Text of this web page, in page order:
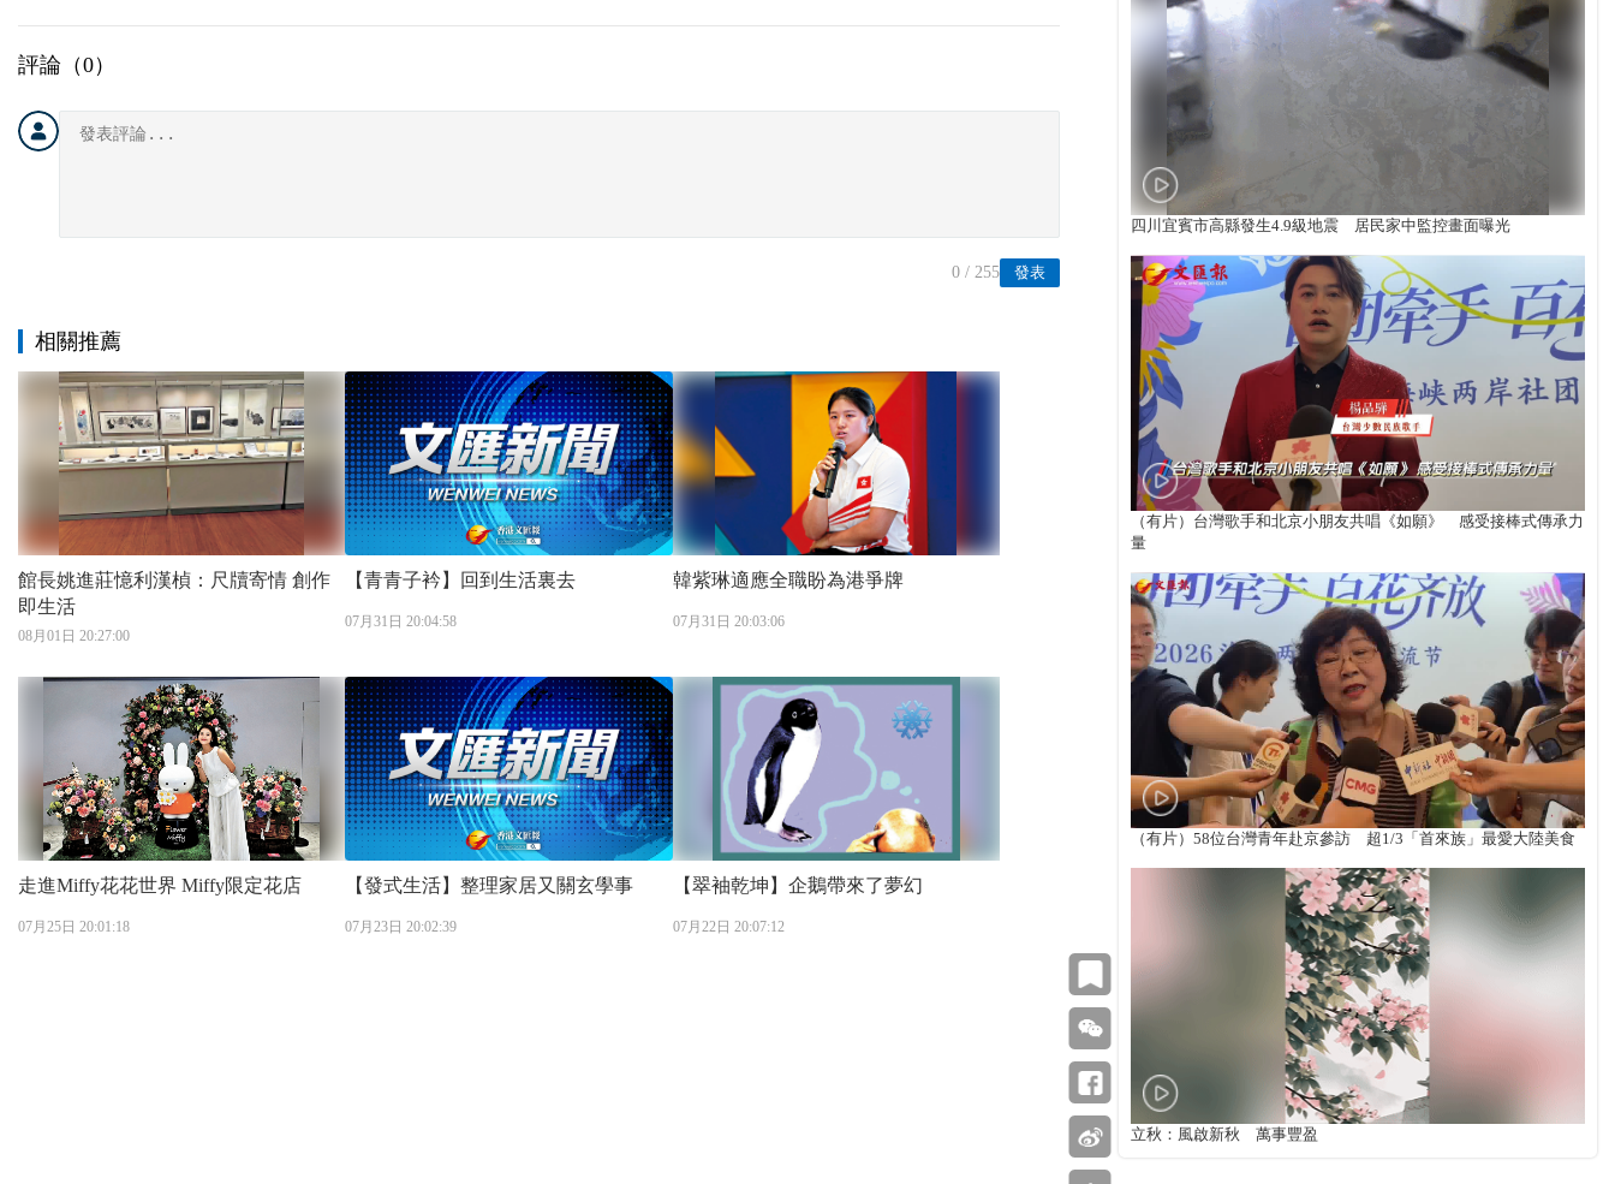
評論（0）
發表
0 / 255
相關推薦
館長姚進莊憶利漢楨：尺牘寄情 創作
即生活
08月01日 20:27:00
【青青子衿】回到生活裏去
07月31日 20:04:58
韓紫琳適應全職盼為港爭牌
07月31日 20:03:06
走進Miffy花花世界 Miffy限定花店
07月25日 20:01:18
【發式生活】整理家居又關玄學事
07月23日 20:02:39
【翠袖乾坤】企鵝帶來了夢幻
07月22日 20:07:12
四川宜賓市高縣發生4.9級地震 居民家中監控畫面曝光
（有片）台灣歌手和北京小朋友共唱《如願》 感受接棒式傳承力
量
（有片）58位台灣青年赴京參訪 超1/3「首來族」最愛大陸美食
立秋：風啟新秋 萬事豐盈